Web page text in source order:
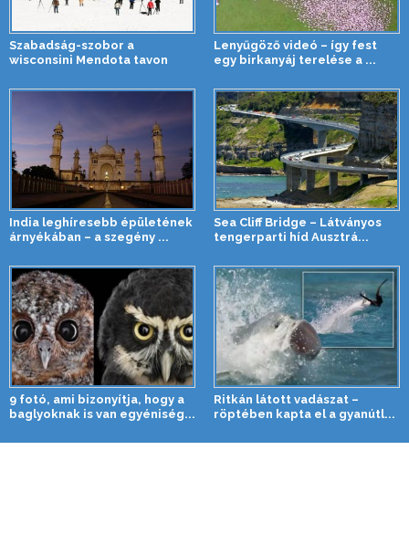
Szabadság-szobor a
wisconsini Mendota tavon
Lenyűgöző videó – így fest
egy birkanyáj terelése a ...
India leghíresebb épületének
árnyékában – a szegény ...
Sea Cliff Bridge – Látványos
tengerparti híd Ausztrá...
9 fotó, ami bizonyítja, hogy a
baglyoknak is van egyéniség...
Ritkán látott vadászat –
röptében kapta el a gyanútl...